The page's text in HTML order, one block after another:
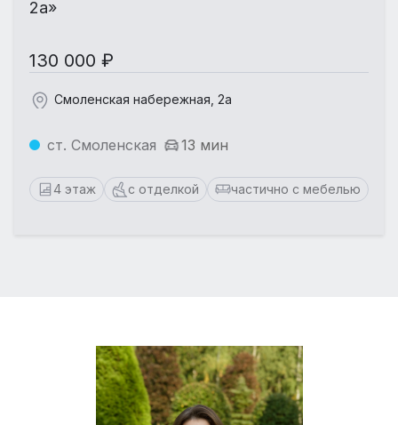
2а»
130 000 ₽
Смоленская набережная, 2а
ст. Смоленская 13 мин
4 этаж с отделкой частично с мебелью